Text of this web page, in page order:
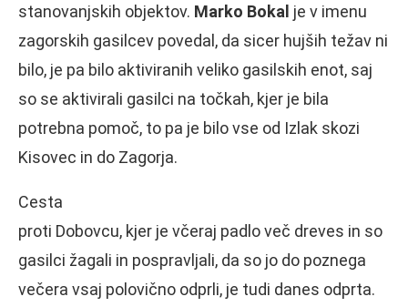
stanovanjskih objektov. Marko Bokal je v imenu
zagorskih gasilcev povedal, da sicer hujših težav ni
bilo, je pa bilo aktiviranih veliko gasilskih enot, saj
so se aktivirali gasilci na točkah, kjer je bila
potrebna pomoč, to pa je bilo vse od Izlak skozi
Kisovec in do Zagorja.
Cesta
proti Dobovcu, kjer je včeraj padlo več dreves in so
gasilci žagali in pospravljali, da so jo do poznega
večera vsaj polovično odprli, je tudi danes odprta.